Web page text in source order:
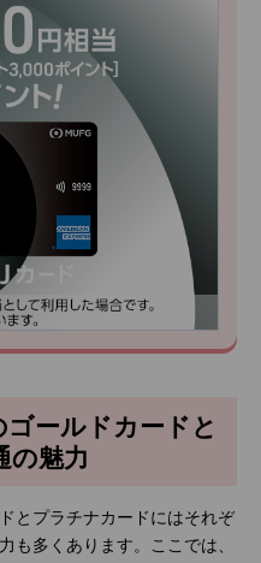
ールドカードと
の魅力
とプラチナカードにはそれぞ
も多くあります。ここでは、